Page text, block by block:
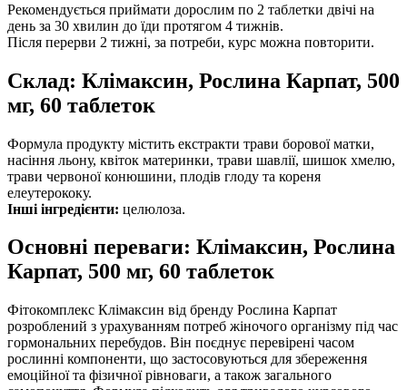
Рекомендується приймати дорослим по 2 таблетки двічі на
день за 30 хвилин до їди протягом 4 тижнів.
Після перерви 2 тижні, за потреби, курс можна повторити.
Склад: Клімаксин, Рослина Карпат, 500
мг, 60 таблеток
Формула продукту містить екстракти трави борової матки,
насіння льону, квіток материнки, трави шавлії, шишок хмелю,
трави червоної конюшини, плодів глоду та кореня
елеутерококу.
Інші інгредієнти: целюлоза.
Основні переваги: Клімаксин, Рослина
Карпат, 500 мг, 60 таблеток
Фітокомплекс Клімаксин від бренду Рослина Карпат
розроблений з урахуванням потреб жіночого організму під час
гормональних перебудов. Він поєднує перевірені часом
рослинні компоненти, що застосовуються для збереження
емоційної та фізичної рівноваги, а також загального